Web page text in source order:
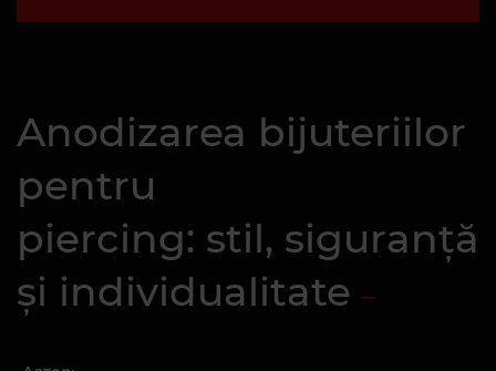
Anodizarea bijuteriilor
pentru
piercing: stil, siguranță
și individualitate